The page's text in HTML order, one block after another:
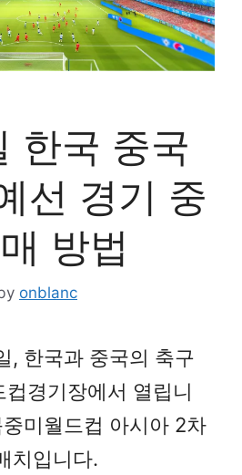
한국 중국
선 경기 중
방법
onblanc
, 한국과 중국의 축구
경기장에서 열립니
미월드컵 아시아 2차
치입니다.